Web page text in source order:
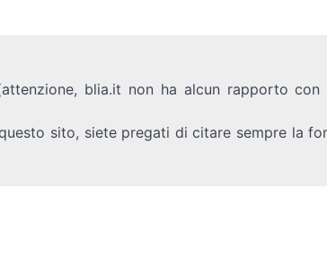
blia.it non ha alcun rapporto
sito, siete pregati di citare sempre la